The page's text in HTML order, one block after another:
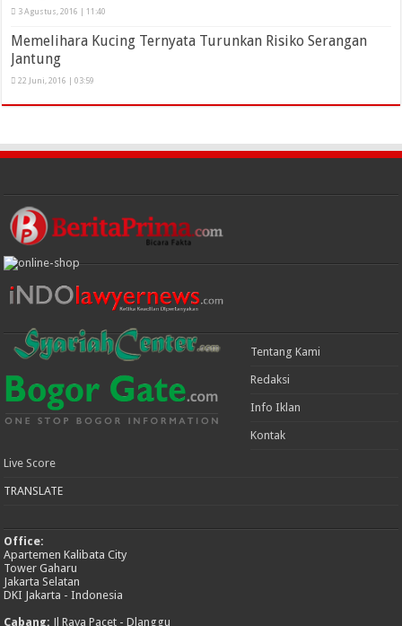
3 Agustus, 2016 | 11:40
Memelihara Kucing Ternyata Turunkan Risiko Serangan
Jantung
22 Juni, 2016 | 03:59
Tentang Kami
Redaksi
Info Iklan
Kontak
Live Score
TRANSLATE
Office:
Apartemen Kalibata City
Tower Gaharu
Jakarta Selatan
DKI Jakarta - Indonesia
Cabang: Jl Raya Pacet - Dlanggu